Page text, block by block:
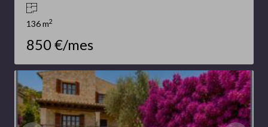
136 m2
850 €/mes